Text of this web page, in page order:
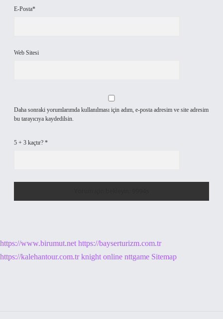
E-Posta*
Web Sitesi
Daha sonraki yorumlarımda kullanılması için adım, e-posta adresim ve site adresim
bu tarayıcıya kaydedilsin.
5 + 3 kaçtır? *
https://www.birumut.net https://bayserturizm.com.tr
https://kalehantour.com.tr knight online nttgame Sitemap